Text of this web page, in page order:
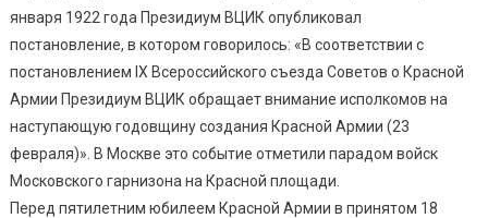
января 1922 года Президиум ВЦИК опубликовал
постановление, в котором говорилось: «В соответствии с
постановлением IX Всероссийского съезда Советов о Красной
Армии Президиум ВЦИК обращает внимание исполкомов на
наступающую годовщину создания Красной Армии (23
февраля)». В Москве это событие отметили парадом войск
Московского гарнизона на Красной площади.
Перед пятилетним юбилеем Красной Армии в принятом 18